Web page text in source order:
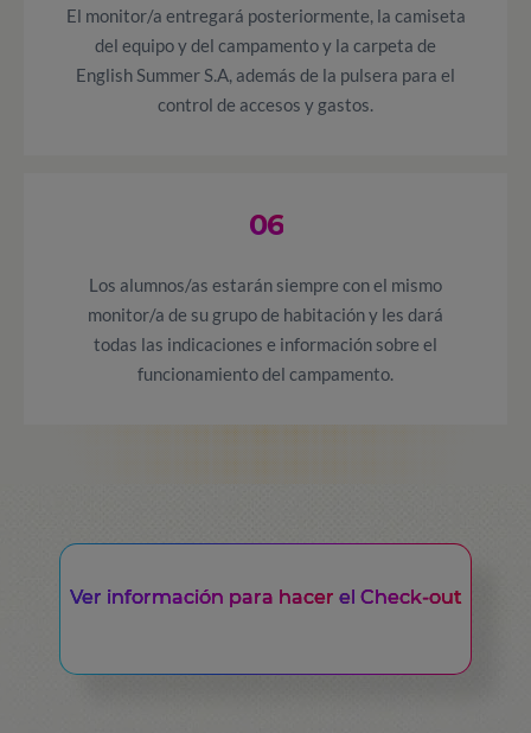
El monitor/a entregará posteriormente, la camiseta
del equipo y del campamento y la carpeta de
English Summer S.A, además de la pulsera para el
control de accesos y gastos.
06
Los alumnos/as estarán siempre con el mismo
monitor/a de su grupo de habitación y les dará
todas las indicaciones e información sobre el
funcionamiento del campamento.
Ver información para hacer el Check-out